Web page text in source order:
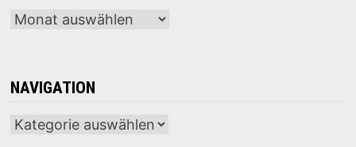
Archiv
NAVIGATION
Navigation